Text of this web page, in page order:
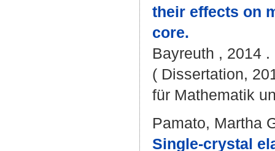
their effects on
core.
Bayreuth , 2014 .
( Dissertation,
für Mathematik
Pamato, Martha
Single-crystal